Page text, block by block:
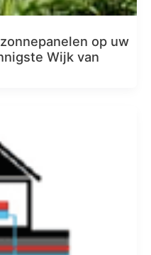
op uw
Wijk van